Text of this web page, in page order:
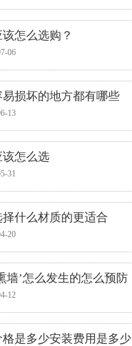
怎么选购？
06
损坏的地方都有哪些
13
怎么选
31
什么材质的更适合
20
墙’怎么发生的怎么预防
12
是多少安装费用是多少